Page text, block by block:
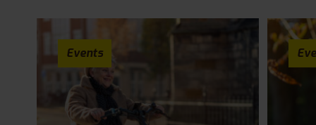
Events